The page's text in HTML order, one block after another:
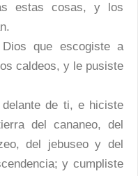
estas cosas, y los
que escogiste a
caldeos, y le pusiste
de ti, e hiciste
del cananeo, del
del jebuseo y del
y cumpliste